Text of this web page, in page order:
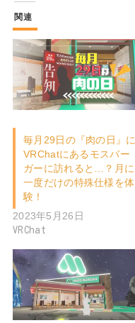
関連
毎月29日の『肉の日』に
VRChatにあるモスバー
ガーに訪れると…？月に
一度だけの特殊仕様を体
験！
2023年5月26日
VRChat